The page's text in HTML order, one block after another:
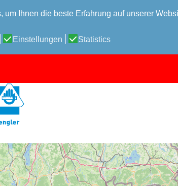
um Ihnen die beste Erfahrung auf unserer
Einstellungen Statistics